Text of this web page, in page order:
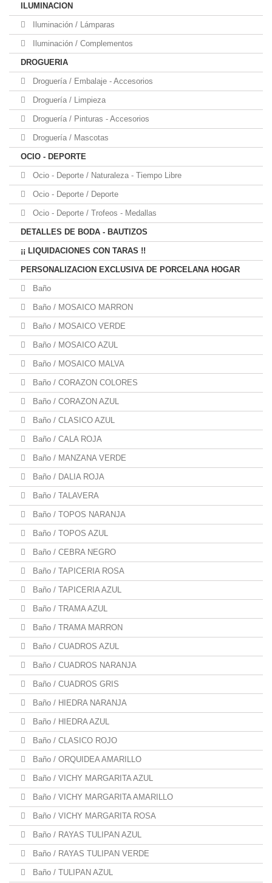
ILUMINACION
Iluminación / Lámparas
Iluminación / Complementos
DROGUERIA
Droguería / Embalaje - Accesorios
Droguería / Limpieza
Droguería / Pinturas - Accesorios
Droguería / Mascotas
OCIO - DEPORTE
Ocio - Deporte / Naturaleza - Tiempo Libre
Ocio - Deporte / Deporte
Ocio - Deporte / Trofeos - Medallas
DETALLES DE BODA - BAUTIZOS
¡¡ LIQUIDACIONES CON TARAS !!
PERSONALIZACION EXCLUSIVA DE PORCELANA HOGAR
Baño
Baño / MOSAICO MARRON
Baño / MOSAICO VERDE
Baño / MOSAICO AZUL
Baño / MOSAICO MALVA
Baño / CORAZON COLORES
Baño / CORAZON AZUL
Baño / CLASICO AZUL
Baño / CALA ROJA
Baño / MANZANA VERDE
Baño / DALIA ROJA
Baño / TALAVERA
Baño / TOPOS NARANJA
Baño / TOPOS AZUL
Baño / CEBRA NEGRO
Baño / TAPICERIA ROSA
Baño / TAPICERIA AZUL
Baño / TRAMA AZUL
Baño / TRAMA MARRON
Baño / CUADROS AZUL
Baño / CUADROS NARANJA
Baño / CUADROS GRIS
Baño / HIEDRA NARANJA
Baño / HIEDRA AZUL
Baño / CLASICO ROJO
Baño / ORQUIDEA AMARILLO
Baño / VICHY MARGARITA AZUL
Baño / VICHY MARGARITA AMARILLO
Baño / VICHY MARGARITA ROSA
Baño / RAYAS TULIPAN AZUL
Baño / RAYAS TULIPAN VERDE
Baño / TULIPAN AZUL